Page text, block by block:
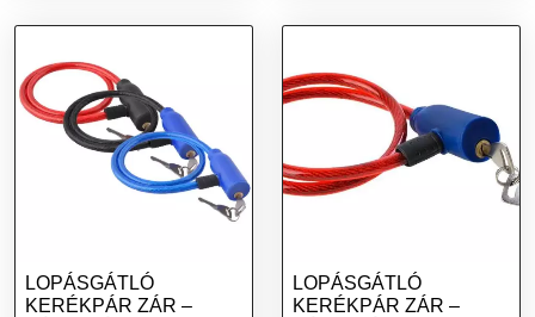
LOPÁSGÁTLÓ
KERÉKPÁR ZÁR –
LOPÁSGÁTLÓ
KERÉKPÁR ZÁR –